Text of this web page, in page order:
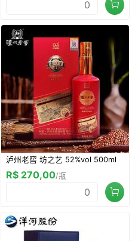
泸州老窖 坊之艺 52%vol 500ml
R$ 270,00/瓶